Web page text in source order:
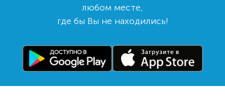
любом месте,
где бы Вы не находились!